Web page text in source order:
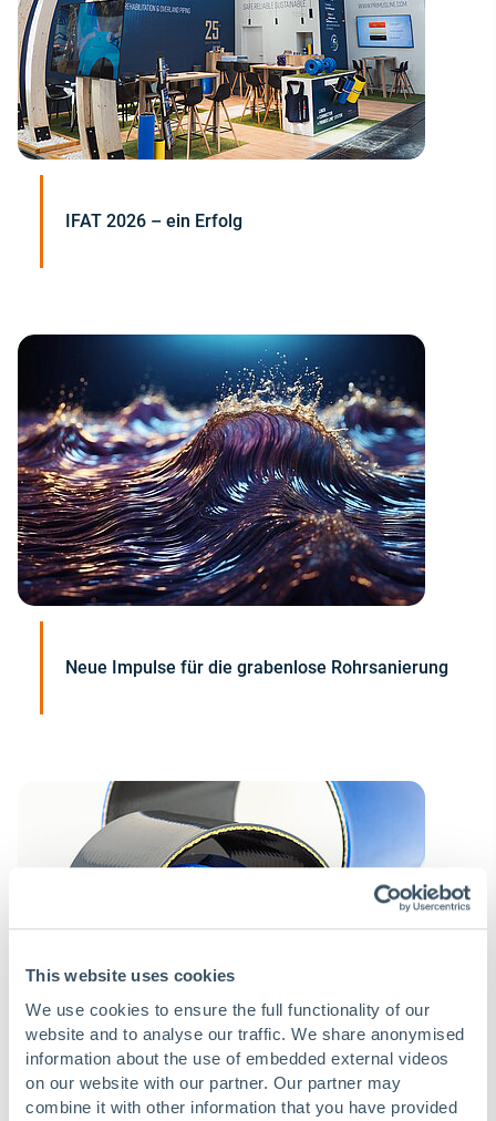
This website uses cookies
We use cookies to ensure the full functionality of our
website and to analyse our traffic. We share anonymised
information about the use of embedded external videos
on our website with our partner. Our partner may
combine it with other information that you have provided
IFAT 2026 – ein Erfolg
Neue Impulse für die grabenlose Rohrsanierung
25 Jahre Primus Line – 25 Jahre Qualität